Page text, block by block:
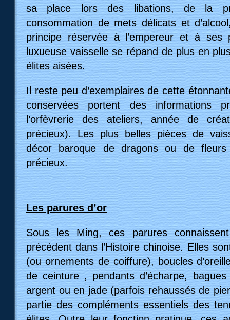
sa place lors des libations, de la
consommation de mets délicats et
principe réservée à l’empereur et à ses
luxueuse vaisselle se répand de plus en
élites aisées.
Il reste peu d’exemplaires de cette
conservées portent des informations
l’orfèvrerie des ateliers, année de
précieux). Les plus belles pièces de
décor baroque de dragons ou de
précieux.
Les parures d’or
Sous les Ming, ces parures
précédent dans l’Histoire chinoise. Elles
(ou ornements de coiffure), boucles
de ceinture , pendants d’écharpe,
argent ou en jade (parfois rehaussés de
partie des compléments essentiels des